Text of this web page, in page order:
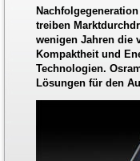
treiben
wenigen Jahren die
Kompaktheit und
Technologien.
Lösungen für den